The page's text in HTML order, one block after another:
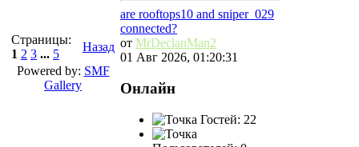
Страницы:
1 2 3 ... 5
Назад
Powered by: SMF
Gallery
are rooftops10 and sniper_029
connected?
от MrDeclanMan2
01 Авг 2026, 01:20:31
Онлайн
Гостей: 22